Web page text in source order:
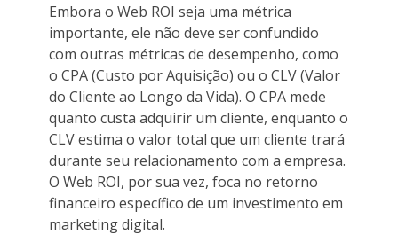
Embora o Web ROI seja uma métrica
importante, ele não deve ser confundido
com outras métricas de desempenho, como
o CPA (Custo por Aquisição) ou o CLV (Valor
do Cliente ao Longo da Vida). O CPA mede
quanto custa adquirir um cliente, enquanto o
CLV estima o valor total que um cliente trará
durante seu relacionamento com a empresa.
O Web ROI, por sua vez, foca no retorno
financeiro específico de um investimento em
marketing digital.